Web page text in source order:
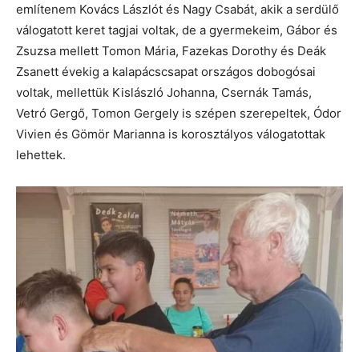
említenem Kovács Lászlót és Nagy Csabát, akik a serdülő
válogatott keret tagjai voltak, de a gyermekeim, Gábor és
Zsuzsa mellett Tomon Mária, Fazekas Dorothy és Deák
Zsanett évekig a kalapácscsapat országos dobogósai
voltak, mellettük Kislászló Johanna, Csernák Tamás,
Vetró Gergő, Tomon Gergely is szépen szerepeltek, Ódor
Vivien és Gömör Marianna is korosztályos válogatottak
lehettek.